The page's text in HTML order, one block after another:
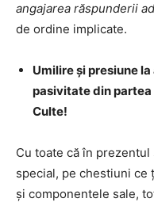
angajarea răspunderii
de ordine implicate.
Umilire și presiune
pasivitate din
Culte!
Cu toate că în
special, pe chestiuni ce
și componentele sale,